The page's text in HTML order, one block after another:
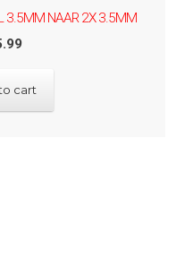
3.5MM NAAR 2X 3.5MM
cart